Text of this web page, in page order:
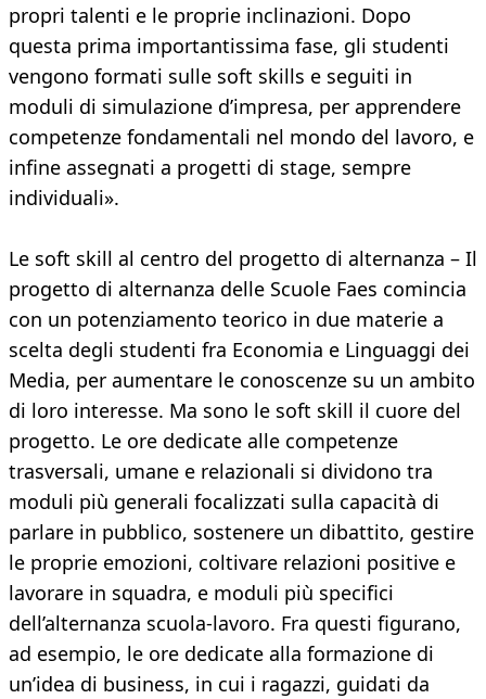
propri talenti e le proprie inclinazioni. Dopo
questa prima importantissima fase, gli studenti
vengono formati sulle soft skills e seguiti in
moduli di simulazione d’impresa, per apprendere
competenze fondamentali nel mondo del lavoro, e
infine assegnati a progetti di stage, sempre
individuali».
Le soft skill al centro del progetto di alternanza – Il
progetto di alternanza delle Scuole Faes comincia
con un potenziamento teorico in due materie a
scelta degli studenti fra Economia e Linguaggi dei
Media, per aumentare le conoscenze su un ambito
di loro interesse. Ma sono le soft skill il cuore del
progetto. Le ore dedicate alle competenze
trasversali, umane e relazionali si dividono tra
moduli più generali focalizzati sulla capacità di
parlare in pubblico, sostenere un dibattito, gestire
le proprie emozioni, coltivare relazioni positive e
lavorare in squadra, e moduli più specifici
dell’alternanza scuola-lavoro. Fra questi figurano,
ad esempio, le ore dedicate alla formazione di
un’idea di business, in cui i ragazzi, guidati da